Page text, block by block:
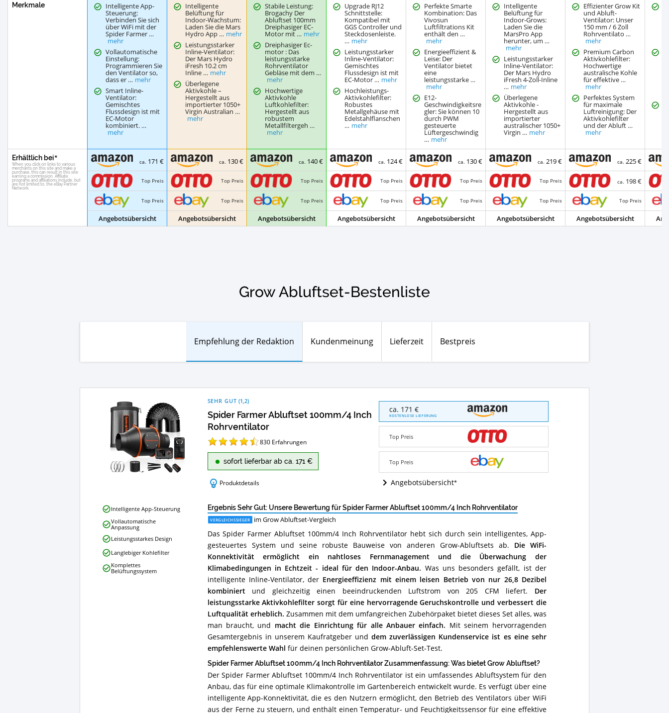
Merkmale Intelligente App-
Steuerung:
Verbinden Sie sich
über WiFi mit der
Spider Farmer …
mehr
Vollautomatische
Einstellung:
Programmieren Sie
den Ventilator so,
dass er … mehr
Smart Inline-
Ventilator:
Gemischtes
Flussdesign ist mit
EC-Motor
kombiniert. …
mehr
Intelligente
Belüftung für
Indoor-Wachstum:
Laden Sie die Mars
Hydro App … mehr
Leistungsstarker
Inline-Ventilator:
Der Mars Hydro
iFresh 10.2 cm
Inline … mehr
Überlegene
Aktivkohle –
Hergestellt aus
importierter 1050+
Virgin Australian …
mehr
Stabile Leistung:
Brogachy Der
Abluftset 100mm
Dreiphasiger EC-
Motor mit … mehr
Dreiphasiger Ec-
motor : Das
leistungsstarke
Rohrventilator
Gebläse mit dem …
mehr
Hochwertige
Aktivkohle
Luftkohlefilter:
Hergestellt aus
robustem
Metallfiltergeh …
mehr
Upgrade RJ12
Schnittstelle:
Kompatibel mit
GGS Controller und
Steckdosenleiste.
… mehr
Leistungsstarker
Inline-Ventilator:
Gemischtes
Flussdesign ist mit
EC-Motor … mehr
‌Hochleistungs-
Aktivkohlefilter:‌
Robustes
Metallgehäuse mit
Edelstahlflanschen
… mehr
Perfekte Smarte
Kombination: Das
Vivosun
Luftfiltrations Kit
enthält den …
mehr
Energieeffizient &
Leise: Der
Ventilator bietet
eine
leistungsstarke …
mehr
E12-
Geschwindigkeitsre
gler: Sie können 10
durch PWM
gesteuerte
Lüftergeschwindig
… mehr
Intelligente
Belüftung für
Indoor-Grows:
Laden Sie die
MarsPro App
herunter, um …
mehr
Leistungsstarker
Inline-Ventilator:
Der Mars Hydro
iFresh 4-Zoll-Inline
… mehr
Überlegene
Aktivkohle -
Hergestellt aus
importierter
australischer 1050+
Virgin … mehr
Effizienter Grow Kit
und Abluft-
Ventilator: Unser
150 mm / 6 Zoll
Rohrventilato …
mehr
Premium Carbon
Aktivkohlefilter:
Hochwertige
australische Kohle
für effektive …
mehr
Perfektes System
für maximale
Luftreinigung: Der
Aktivkohlefilter
und der Abluft …
mehr
Erhältlich bei ca. 171 €
Top Preis
Top Preis
Angebotsübersicht
ca. 130 €
Top Preis
Top Preis
Angebotsübersicht
ca. 140 €
Top Preis
Top Preis
Angebotsübersicht
ca. 124 €
Top Preis
Top Preis
Angebotsübersicht
ca. 130 €
Top Preis
Top Preis
Angebotsübersicht
ca. 219 €
Top Preis
Top Preis
Angebotsübersicht
ca. 225 €
ca. 198 €
Top Preis
Angebotsübersicht
Grow Abluftset-Bestenliste
Empfehlung der Redaktion Kundenmeinung Lieferzeit Bestpreis
Spider Farmer Abluftset 100mm/4 Inch
Rohrventilator
SEHR GUT (1,2)
830 Erfahrungen
sofort lieferbar ab ca. 171 €
Produktdetails
Farmer
Abluftset
Inch
Rohrventilator
Angebote:
Grow
erhältlich?
ca. 171 €
KOSTENLOSE LIEFERUNG
Top Preis
Top Preis
Angebotsübersicht
Ergebnis Sehr Gut: Unsere Bewertung für Spider Farmer Abluftset 100mm/4 Inch Rohrventilator
VERGLEICHSSIEGER im Grow Abluftset-Vergleich
Das Spider Farmer Abluftset 100mm/4 Inch Rohrventilator hebt sich durch sein intelligentes, App-
gesteuertes System und seine robuste Bauweise von anderen Grow-Abluftsets ab. Die WiFi-
Konnektivität ermöglicht ein nahtloses Fernmanagement und die Überwachung der
Klimabedingungen in Echtzeit - ideal für den Indoor-Anbau. Was uns besonders gefällt, ist der
intelligente Inline-Ventilator, der Energieeffizienz mit einem leisen Betrieb von nur 26,8 Dezibel
kombiniertund gleichzeitig einen beeindruckenden Luftstrom von 205 CFM liefert. Der
leistungsstarke Aktivkohlefilter sorgt für eine hervorragende Geruchskontrolle und verbessert die
Luftqualität erheblich. Zusammen mit dem umfangreichen Zubehörpaket bietet dieses Set alles, was
man braucht, und macht die Einrichtung für alle Anbauer einfach. Mit seinem hervorragenden
Gesamtergebnis in unserem Kaufratgeber unddem zuverlässigen Kundenservice ist es eine sehr
empfehlenswerte Wahl für deinen persönlichen Grow-Abluft-Set-Test.
Spider Farmer Abluftset 100mm/4 Inch Rohrventilator Zusammenfassung: Was bietet Grow Abluftset?
Der Spider Farmer Abluftset 100mm/4 Inch Rohrventilator ist ein umfassendes Abluftsystem für den
Anbau, das für eine optimale Klimakontrolle im Gartenbereich entwickelt wurde. Es verfügt über eine
intelligente App-Konnektivität, die es den Nutzern ermöglicht, den Betrieb des Ventilators über WiFi
aus der Ferne zu steuern, und enthält einen Temperatur- und Feuchtigkeitssensor für eine effektive
Abluftset
100mm/4
Rohrventilator
Intelligente App-Steuerung
Vollautomatische
Anpassung
Leistungsstarkes Design
Langlebiger Kohlefilter
Komplettes
Belüftungssystem